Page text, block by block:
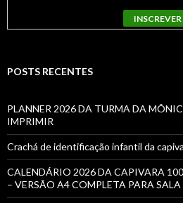
POSTS RECENTES
PLANNER 2026 DA TURMA DA
IMPRIMIR
Crachá de identificação infantil da
CALENDÁRIO 2026 DA CAPIVARA
– VERSÃO A4 COMPLETA PARA SALA